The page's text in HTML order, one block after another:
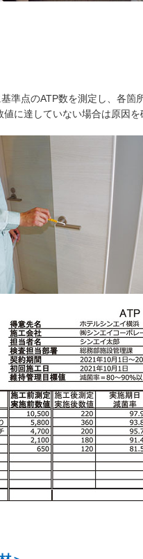
準点のATP数を測定し、各箇
値に達していない場合は原因